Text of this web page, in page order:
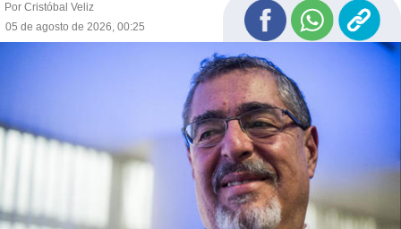
Por Cristóbal Veliz
05 de agosto de 2026, 00:25